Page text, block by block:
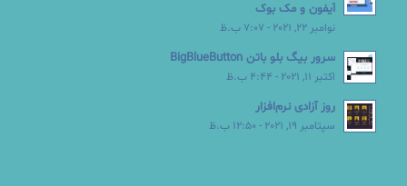
آیفون و مک بوک
نوامبر 22, 2021 - 7:07 ب.ظ
سرور بیگ بلو باتن BigBlueButton
اکتبر 11, 2021 - 4:44 ب.ظ
روز آزادی نرم‌افزار
سپتامبر 19, 2021 - 12:50 ب.ظ